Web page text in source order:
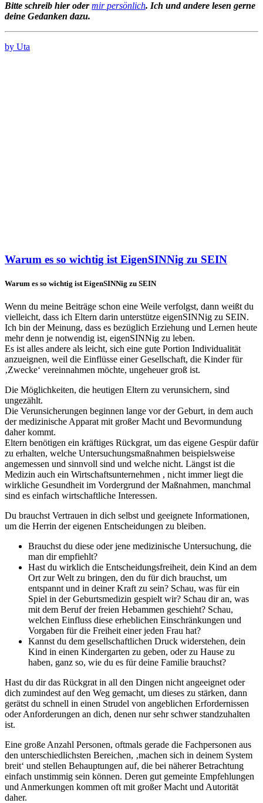
Bitte schreib hier odermir persönlich. Ich und andere lesen gerne
deine Gedanken dazu.
by Uta
Warum es so wichtig ist EigenSINNig zu SEIN
Warum es so wichtig ist EigenSINNig zu SEIN
Wenn du meine Beiträge schon eine Weile verfolgst, dann weißt du
vielleicht, dass ich Eltern darin unterstütze eigenSINNig zu SEIN.
Ich bin der Meinung, dass es bezüglich Erziehung und Lernen heute
mehr denn je notwendig ist, eigenSINNig zu leben.
Es ist alles andere als leicht, sich eine gute Portion Individualität
anzueignen, weil die Einflüsse einer Gesellschaft, die Kinder für
‚Zwecke‘ vereinnahmen möchte, ungeheuer groß ist.
Die Möglichkeiten, die heutigen Eltern zu verunsichern, sind
ungezählt.
Die Verunsicherungen beginnen lange vor der Geburt, in dem auch
der medizinische Apparat mit großer Macht und Bevormundung
daher kommt.
Eltern benötigen ein kräftiges Rückgrat, um das eigene Gespür dafür
zu erhalten, welche Untersuchungsmaßnahmen beispielsweise
angemessen und sinnvoll sind und welche nicht. Längst ist die
Medizin auch ein Wirtschaftsunternehmen , nicht immer liegt die
wirkliche Gesundheit im Vordergrund der Maßnahmen, manchmal
sind es einfach wirtschaftliche Interessen.
Du brauchst Vertrauen in dich selbst und geeignete Informationen,
um die Herrin der eigenen Entscheidungen zu bleiben.
Brauchst du diese oder jene medizinische Untersuchung, die
man dir empfiehlt?
Hast du wirklich die Entscheidungsfreiheit, dein Kind an dem
Ort zur Welt zu bringen, den du für dich brauchst, um
entspannt und in deiner Kraft zu sein? Schau, was für ein
Spiel in der Geburtsmedizin gespielt wir? Schau dir an, was
mit dem Beruf der freien Hebammen geschieht? Schau,
welchen Einfluss diese erheblichen Einschränkungen und
Vorgaben für die Freiheit einer jeden Frau hat?
Kannst du dem gesellschaftlichen Druck widerstehen, dein
Kind in einen Kindergarten zu geben, oder zu Hause zu
haben, ganz so, wie du es für deine Familie brauchst?
Hast du dir das Rückgrat in all den Dingen nicht angeeignet oder
dich zumindest auf den Weg gemacht, um dieses zu stärken, dann
gerätst du schnell in einen Strudel von angeblichen Erfordernissen
oder Anforderungen an dich, denen nur sehr schwer standzuhalten
ist.
Eine große Anzahl Personen, oftmals gerade die Fachpersonen aus
den unterschiedlichsten Bereichen, ‚machen sich in deinem System
breit‘ und stellen Behauptungen auf, die bei näherer Betrachtung
einfach unstimmig sein können. Deren gut gemeinte Empfehlungen
und Anmerkungen kommen oft mit großer Macht und Autorität
daher.